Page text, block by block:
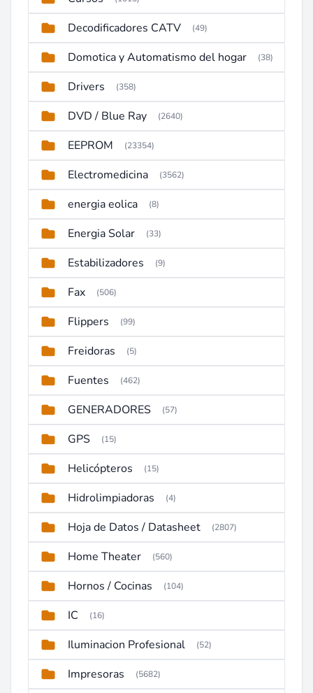
Decodificadores CATV (49)
Domotica y Automatismo del hogar (38)
Drivers (358)
DVD / Blue Ray (2640)
EEPROM (23354)
Electromedicina (3562)
energia eolica (8)
Energia Solar (33)
Estabilizadores (9)
Fax (506)
Flippers (99)
Freidoras (5)
Fuentes (462)
GENERADORES (57)
GPS (15)
Helicópteros (15)
Hidrolimpiadoras (4)
Hoja de Datos / Datasheet (2807)
Home Theater (560)
Hornos / Cocinas (104)
IC (16)
Iluminacion Profesional (52)
Impresoras (5682)